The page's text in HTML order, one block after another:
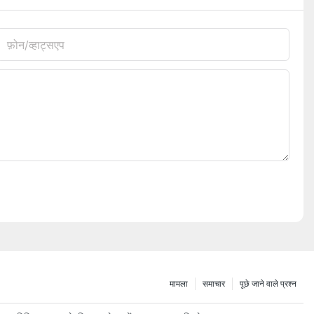
फ़ोन/व्हाट्सएप
पूछे जाने वाले प्रश्न
समाचार
मामला